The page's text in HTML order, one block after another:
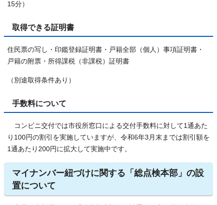
15分）
取得できる証明書
住民票の写し・印鑑登録証明書・戸籍全部（個人）事項証明書・
戸籍の附票・所得課税（非課税）証明書
（別途取得条件あり）
手数料について
コンビニ交付では市役所窓口による交付手数料に対して1通あた
り100円の割引を実施していますが、令和6年3月末までは割引額を
1通あたり200円に拡大して実施中です。
マイナンバー紐づけに関する「総点検本部」の設
置について